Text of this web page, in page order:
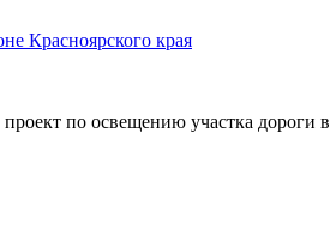
Красноярского края
по освещению участка дороги